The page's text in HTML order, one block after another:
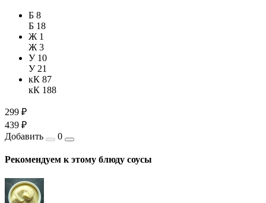
Б 8
Б 18
Ж 1
Ж 3
У 10
У 21
кК 87
кК 188
299 ₽
439 ₽
Добавить
0
Рекомендуем к этому блюду соусы